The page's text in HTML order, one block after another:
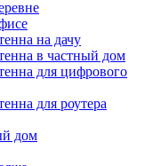
на дачу
в частный дом
для цифрового
для роутера
дом